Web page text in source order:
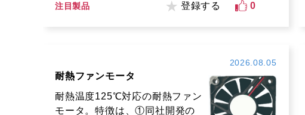
注目製品 登録する 0
2026.08.05
耐熱ファンモータ
耐熱温度125℃対応の耐熱ファン
モータ。特徴は、①同社開発の